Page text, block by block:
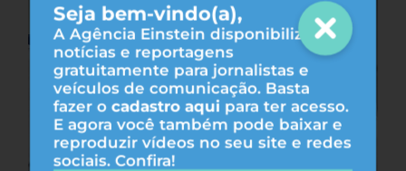
Seja bem-vindo(a),
A Agência Einstein disponibiliza
notícias e reportagens
gratuitamente para jornalistas e
veículos de comunicação. Basta
fazer o cadastro aqui para ter acesso.
E agora você também pode baixar e
reproduzir vídeos no seu site e redes
sociais. Confira!